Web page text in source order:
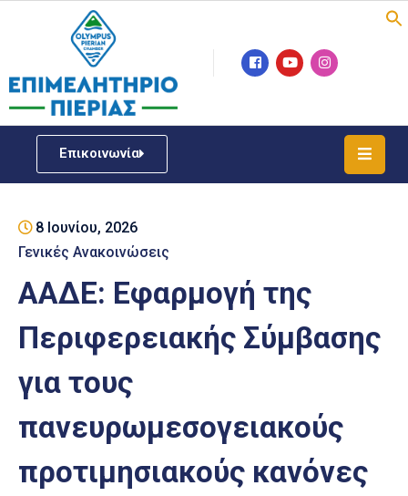
Επικοινωνία
Επιμελητήριο
Νέα
ΓΕΜΗ
Υποστήριξη
Έκθεση
Παραδοσιακών
Επαγγελμάτων
ΕΒΕΠ-
8 Ιουνίου, 2026
Γενικές Ανακοινώσεις
ΑΑΔΕ: Εφαρμογή της
Περιφερειακής Σύμβασης
για τους
πανευρωμεσογειακούς
προτιμησιακούς κανόνες